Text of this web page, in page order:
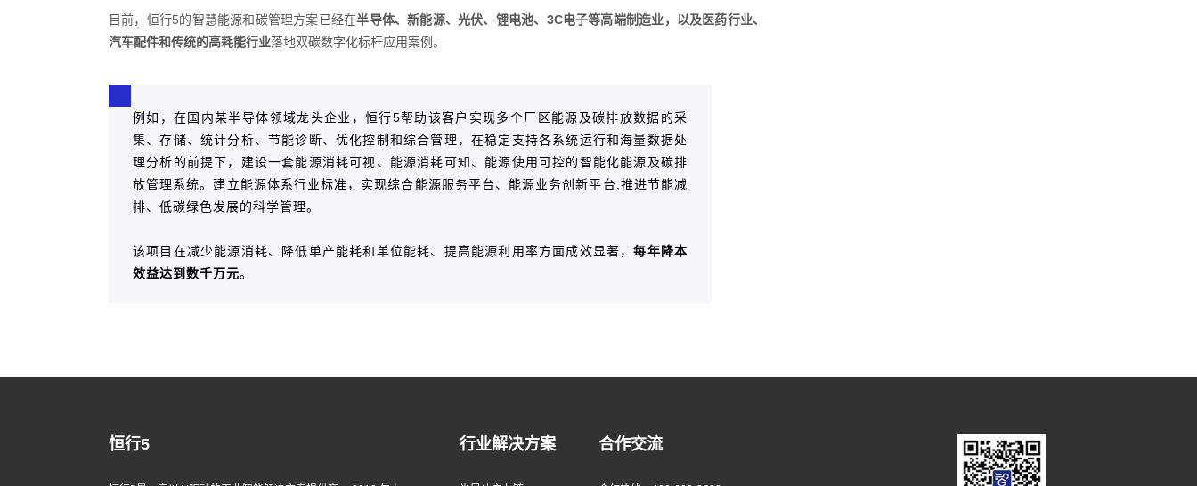
目前，恒行5的智慧能源和碳管理方案已经在半导体、新能源、光伏、锂电池、3C电子等高端制造业，以及医药行业、
汽车配件和传统的高耗能行业落地双碳数字化标杆应用案例。
例如，在国内某半导体领域龙头企业，恒行5帮助该客户实现多个厂区能源及碳排放数据的采
集、存储、统计分析、节能诊断、优化控制和综合管理，在稳定支持各系统运行和海量数据处
理分析的前提下，建设一套能源消耗可视、能源消耗可知、能源使用可控的智能化能源及碳排
放管理系统。建立能源体系行业标准，实现综合能源服务平台、能源业务创新平台,推进节能减
排、低碳绿色发展的科学管理。
该项目在减少能源消耗、降低单产能耗和单位能耗、提高能源利用率方面成效显著，每年降本
效益达到数千万元。
恒行5 行业解决方案 合作交流